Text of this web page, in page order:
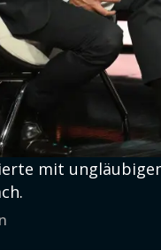
mit